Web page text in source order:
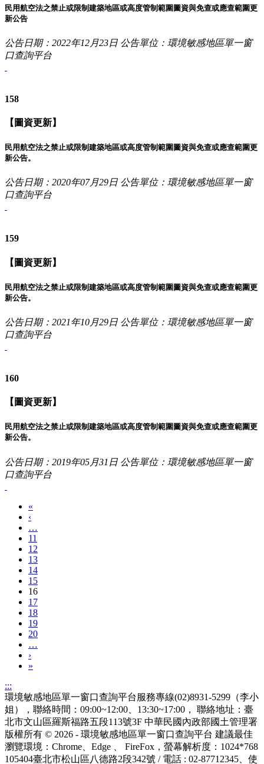
民用航空法之禁止或限制建築地區或高度管制範圍圖資與免查或應查範圍更
新公告
公告日期：2022年12月23日 公告單位：環境敏感地區單一窗
口查詢平台
158
【圖資更新】
民用航空法之禁止或限制建築地區或高度管制範圍圖資與免查或應查範圍更
新公告。
公告日期：2020年07月29日 公告單位：環境敏感地區單一窗
口查詢平台
159
【圖資更新】
民用航空法之禁止或限制建築地區或高度管制範圍圖資與免查或應查範圍更
新公告。
公告日期：2021年10月29日 公告單位：環境敏感地區單一窗
口查詢平台
160
【圖資更新】
民用航空法之禁止或限制建築地區或高度管制範圍圖資與免查或應查範圍更
新公告。
公告日期：2019年05月31日 公告單位：環境敏感地區單一窗
口查詢平台
«
‹
…
11
12
13
14
15
16
17
18
19
20
…
›
»
:::
環境敏感地區單一窗口查詢平台服務專線(02)8931-5299（李小
姐），聯絡時間：09:00~12:00、13:30~17:00， 聯絡地址：臺
北市文山區羅斯福路五段113號3F 中華民國內政部國土管理署
版權所有 © 2026 - 環境敏感地區單一窗口查詢平台 建議最佳
瀏覽環境：Chrome、Edge 、 FireFox，螢幕解析度：1024*768
105404臺北市松山區八德路2段342號 / 電話 : 02-87712345 、使